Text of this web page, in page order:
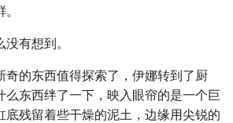
有想到。
奇的东西值得探索了，伊娜转到了厨
么东西绊了一下，映入眼帘的是一个巨
底残留着些干燥的泥土，边缘用尖锐的